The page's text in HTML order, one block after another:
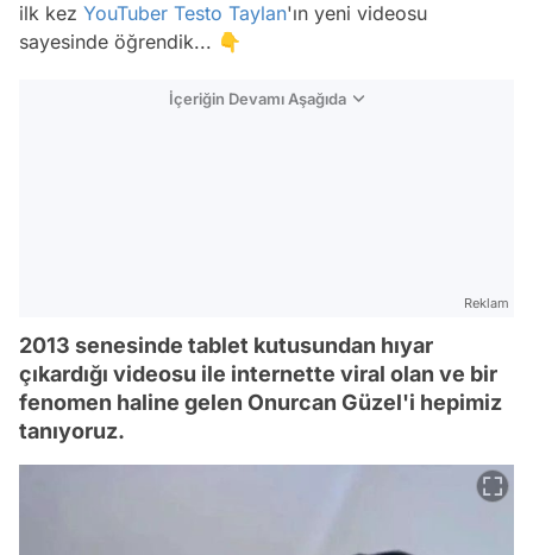
ilk kez YouTuber Testo Taylan'ın yeni videosu
sayesinde öğrendik... 👇
İçeriğin Devamı Aşağıda
Reklam
2013 senesinde tablet kutusundan hıyar
çıkardığı videosu ile internette viral olan ve bir
fenomen haline gelen Onurcan Güzel'i hepimiz
tanıyoruz.